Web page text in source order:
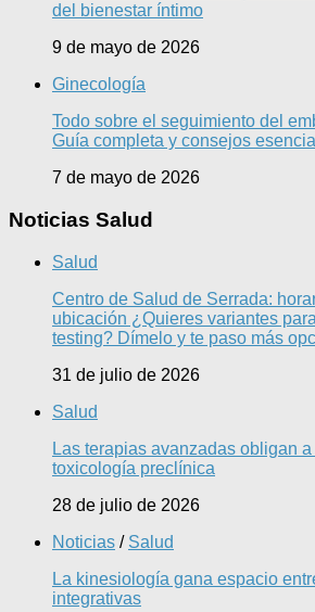
del bienestar íntimo
9 de mayo de 2026
Ginecología
Todo sobre el seguimiento del
Guía completa y consejos
7 de mayo de 2026
Noticias Salud
Salud
Centro de Salud de Serrada:
ubicación ¿Quieres variantes
testing? Dímelo y te paso más
31 de julio de 2026
Salud
Las terapias avanzadas obligan
toxicología preclínica
28 de julio de 2026
Noticias / Salud
La kinesiología gana espacio
integrativas